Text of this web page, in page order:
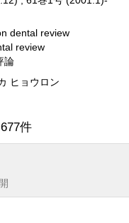
dental review
review
論
ヒョウロン
677件